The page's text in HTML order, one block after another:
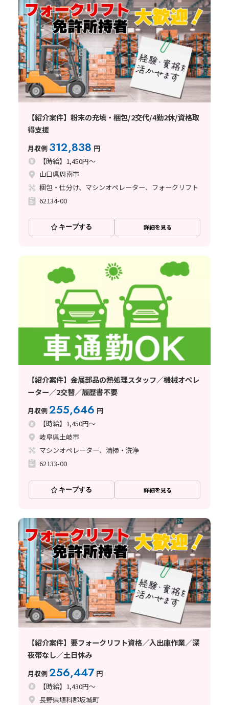
【紹介案件】粉末の充填・梱包/2交代/4勤2休/資格取
得支援
月収例 312,838 円
【時給】1,450円～
山口県周南市
梱包・仕分け、マシンオペレーター、フォークリフト
62134-00
キープする 詳細を見る
【紹介案件】金属部品の熱処理スタッフ／機械オペレ
ーター／2交替／履歴書不要
月収例255,646 円
【時給】1,450円～
岐阜県土岐市
マシンオペレーター、清掃・洗浄
62133-00
キープする 詳細を見る
【紹介案件】要フォークリフト資格／入出庫作業／深
夜帯なし／土日休み
月収例256,447 円
【時給】1,430円～
長野県埴科郡坂城町